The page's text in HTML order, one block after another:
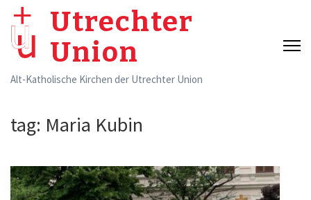
content
Enter)
Utrechter
Union
Alt-Katholische Kirchen der Utrechter Union
tag: Maria Kubin